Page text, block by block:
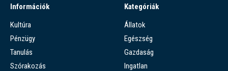
Információk
Kultúra
Pénzügy
Tanulás
Szórakozás
Kategóriák
Állatok
Egészség
Gazdaság
Ingatlan